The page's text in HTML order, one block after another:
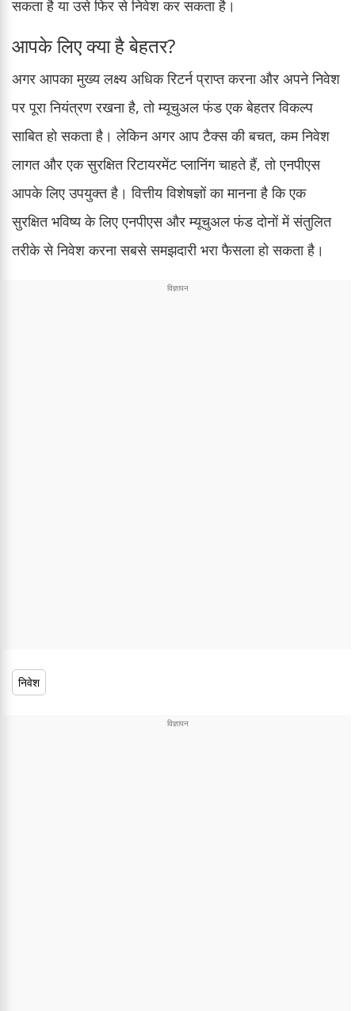
सकता है या उसे फिर से निवेश कर सकता है।
आपके लिए क्या है बेहतर?
अगर आपका मुख्य लक्ष्य अधिक रिटर्न प्राप्त करना और अपने निवेश
पर पूरा नियंत्रण रखना है, तो म्यूचुअल फंड एक बेहतर विकल्प
साबित हो सकता है। लेकिन अगर आप टैक्स की बचत, कम निवेश
लागत और एक सुरक्षित रिटायरमेंट प्लानिंग चाहते हैं, तो एनपीएस
आपके लिए उपयुक्त है। वित्तीय विशेषज्ञों का मानना है कि एक
सुरक्षित भविष्य के लिए एनपीएस और म्यूचुअल फंड दोनों में संतुलित
तरीके से निवेश करना सबसे समझदारी भरा फैसला हो सकता है।
निवेश